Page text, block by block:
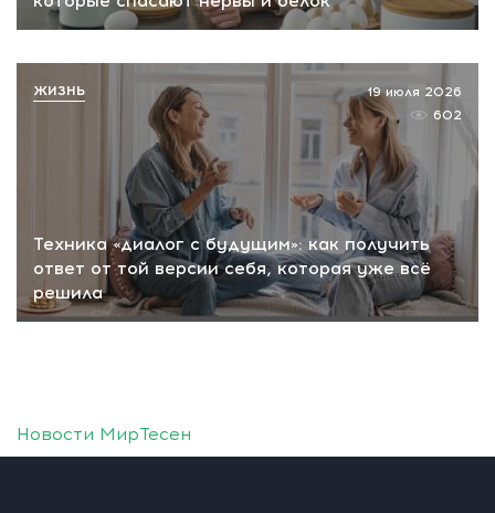
Техника «диалог с будущим»: как получить
ответ от той версии себя, которая уже всё
решила
19 июля 2026
602
ЖИЗНЬ
Новости МирТесен